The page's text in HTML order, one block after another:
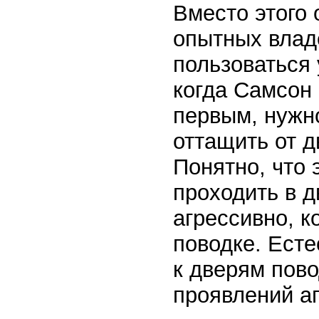
Вместо
опытных
когда Самсон
первым,
оттащить от
Понятно,
проходить в
агрессивно,
поводке.
к дверям
проявлений